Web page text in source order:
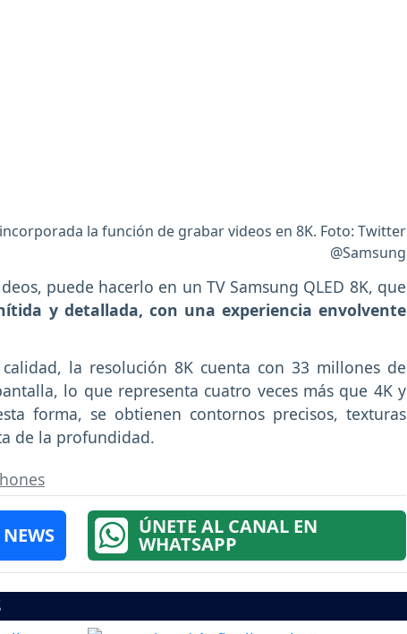
la función de grabar videos en 8K. Foto: Twitter
@Samsung
puede hacerlo en un TV Samsung QLED 8K, que
y detallada, con una experiencia envolvente
la resolución 8K cuenta con 33 millones de
lo que representa cuatro veces más que 4K y
forma, se obtienen contornos precisos, texturas
de la profundidad.
ÚNETE AL CANAL EN
WHATSAPP